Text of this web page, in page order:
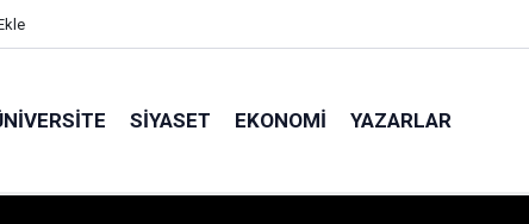
SIYASET EKONOMI YAZARLAR